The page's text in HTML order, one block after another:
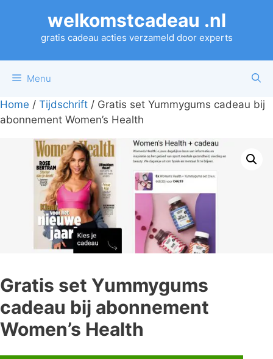
welkomstcadeau .nl
gratis cadeau acties verzameld door experts
Menu
Home / Tijdschrift / Gratis set Yummygums cadeau bij
abonnement Women’s Health
Gratis set Yummygums
cadeau bij abonnement
Women’s Health